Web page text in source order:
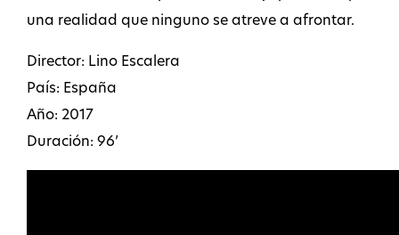
una realidad que ninguno se atreve a afrontar.
Director: Lino Escalera
País: España
Año: 2017
Duración: 96’